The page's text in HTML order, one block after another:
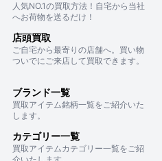
人気NO.1の買取方法！自宅から当社
へお荷物を送るだけ！
店頭買取
ご自宅から最寄りの店舗へ。買い物
ついでにご来店して買取できます。
ブランド一覧
買取アイテム銘柄一覧をご紹介いた
します。
カテゴリー一覧
買取アイテムカテゴリー一覧をご紹